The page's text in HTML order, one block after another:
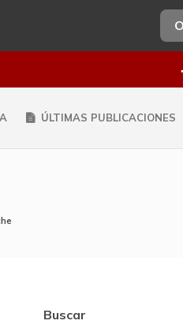
ÚLTIMAS PUBLICACIONES
Buscar